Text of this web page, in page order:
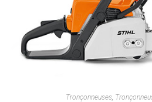
Tronçonneuses